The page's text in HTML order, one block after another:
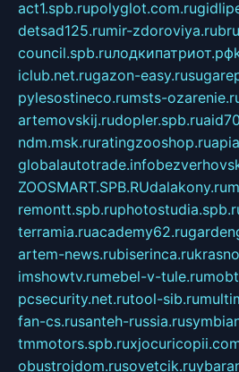
act1.spb.rupolyglot.com.ru
detsad125.rumir-zdoroviya.ru
council.spb.ruлодкипатриот.рф
iclub.net.rugazon-easy.ru
pylesostineco.rumsts-
artemovskij.rudopler.spb.ru
ndm.msk.ruratingzooshop.ru
globalautotrade.info
ZOOSMART.SPB.RUdalakony.ru
remontt.spb.ru
terramia.ruacademy62.ru
artem-news.rubiserinca.ru
imshowtv.rumebel-v-tule.ru
pcsecurity.net.rutool-sib.ru
fan-cs.rusanteh-russia.ru
tmmotors.spb.ru
obustrojdom.rusovetcik.ru